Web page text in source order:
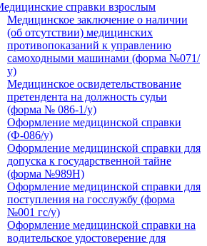
справки взрослым
Медицинское заключение о наличии
(об отсутствии) медицинских
противопоказаний к управлению
самоходными машинами (форма №071/
у)
Медицинское освидетельствование
претендента на должность судьи
(форма № 086-1/у)
Оформление медицинской справки
(Ф-086/у)
Оформление медицинской справки для
допуска к государственной тайне
(форма №989Н)
Оформление медицинской справки для
поступления на госслужбу (форма
№001 гс/у)
Оформление медицинской справки на
водительское удостоверение для